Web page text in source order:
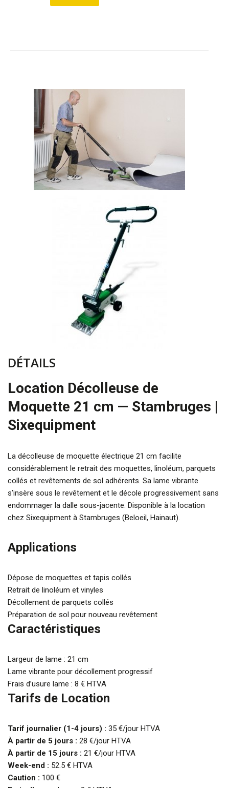
DÉTAILS
Location Décolleuse de
Moquette 21 cm — Stambruges |
Sixequipment
La décolleuse de moquette électrique 21 cm facilite
considérablement le retrait des moquettes, linoléum, parquets
collés et revêtements de sol adhérents. Sa lame vibrante
s’insère sous le revêtement et le décole progressivement sans
endommager la dalle sous-jacente. Disponible à la location
chez Sixequipment à Stambruges (Beloeil, Hainaut).
Applications
Dépose de moquettes et tapis collés
Retrait de linoléum et vinyles
Décollement de parquets collés
Préparation de sol pour nouveau revêtement
Caractéristiques
Largeur de lame : 21 cm
Lame vibrante pour décollement progressif
Frais d’usure lame : 8 € HTVA
Tarifs de Location
Tarif journalier (1-4 jours) : 35 €/jour HTVA
À partir de 5 jours : 28 €/jour HTVA
À partir de 15 jours : 21 €/jour HTVA
Week-end : 52.5 € HTVA
Caution : 100 €